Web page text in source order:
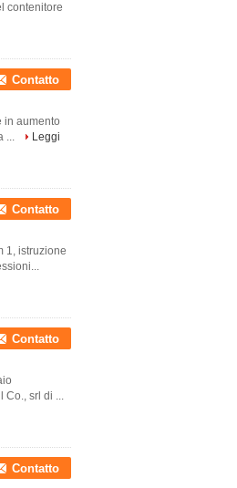
contenitore
Contatto
in aumento
...
Leggi
Contatto
1, istruzione
Contatto
Co., srl di ...
Contatto